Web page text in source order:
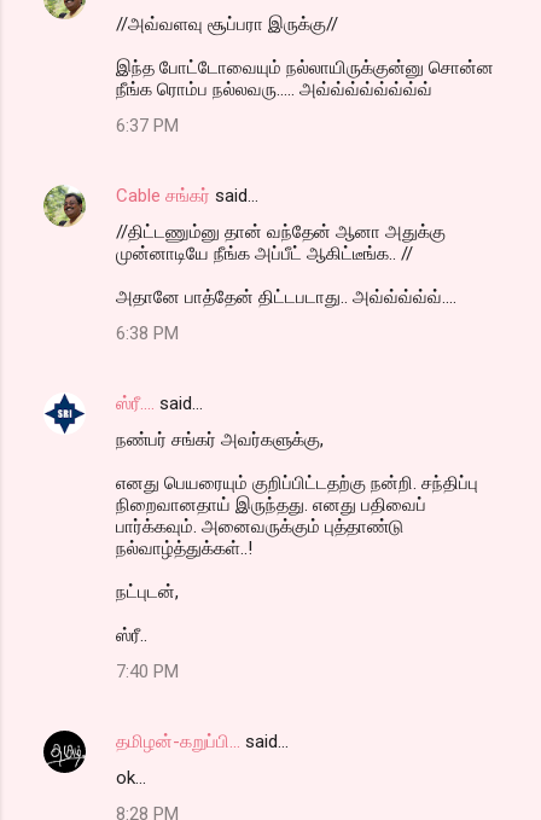
//அவ்வளவு சூப்பரா இருக்கு//
இந்த போட்டோவையும் நல்லாயிருக்குன்னு சொன்ன
நீங்க ரொம்ப நல்லவரு..... அவ்வ்வ்வ்வ்வ்வ்வ்
6:37 PM
Cable சங்கர் said…
//திட்டணும்னு தான் வந்தேன் ஆனா அதுக்கு
முன்னாடியே நீங்க அப்பீட் ஆகிட்டீங்க.. //
அதானே பாத்தேன் திட்டபடாது.. அவ்வ்வ்வ்வ்....
6:38 PM
ஸ்ரீ....
said…
நண்பர் சங்கர் அவர்களுக்கு,
எனது பெயரையும் குறிப்பிட்டதற்கு நன்றி. சந்திப்பு
நிறைவானதாய் இருந்தது. எனது பதிவைப்
பார்க்கவும். அனைவருக்கும் புத்தாண்டு
நல்வாழ்த்துக்கள்..!
நட்புடன்,
ஸ்ரீ..
7:40 PM
தமிழன்-கறுப்பி...
said…
ok...
8:28 PM